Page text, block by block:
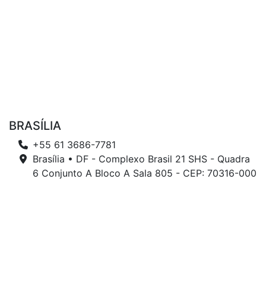
BRASÍLIA
+55 61 3686-7781
Brasília • DF - Complexo Brasil 21 SHS - Quadra
6 Conjunto A Bloco A Sala 805 - CEP: 70316-000